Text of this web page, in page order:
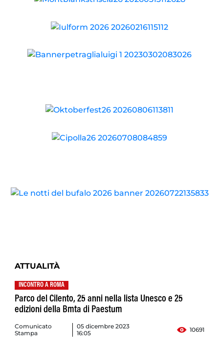
ATTUALITÀ
INCONTRO A ROMA
Parco del Cilento, 25 anni nella lista Unesco e 25
edizioni della Bmta di Paestum
Comunicato
Stampa
05 dicembre 2023
16:05
10691